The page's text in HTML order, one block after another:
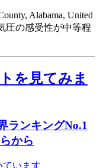
Alabama, United
圧の感受性が中等程
を見てみま
ランキングNo.1
から
ています